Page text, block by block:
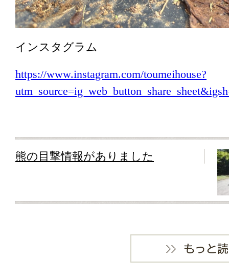
インスタグラム
https://www.instagram.com/toumeihouse?
熊の目撃情報がありました